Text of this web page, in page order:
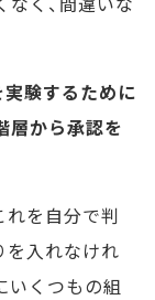
験するために
層から承認を
を自分で判
を入れなけれ
いくつもの組